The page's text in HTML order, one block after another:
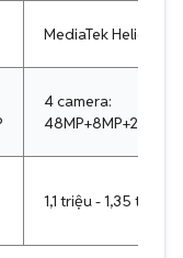
MediaTek Helio P70
4 camera:
1,1 triệu - 1,35 triệu